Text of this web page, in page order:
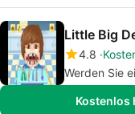
Little Big
4.8
Werden Sie
Kostenlos